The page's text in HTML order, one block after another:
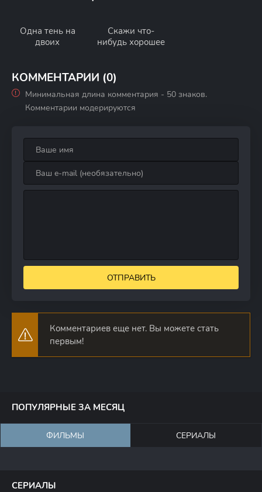
Одна тень на
двоих
Скажи что-
нибудь хорошее
КОММЕНТАРИИ (0)
Минимальная длина комментария - 50 знаков.
Комментарии модерируются
ОТПРАВИТЬ
Комментариев еще нет. Вы можете стать
первым!
ПОПУЛЯРНЫЕ ЗА МЕСЯЦ
ФИЛЬМЫ СЕРИАЛЫ
СЕРИАЛЫ